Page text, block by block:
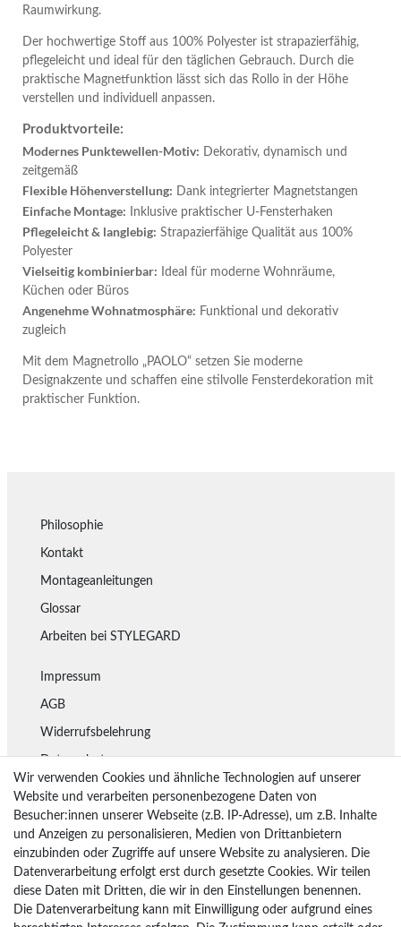
Raumwirkung.
Der hochwertige Stoff aus 100% Polyester ist strapazierfähig,
pflegeleicht und ideal für den täglichen Gebrauch. Durch die
praktische Magnetfunktion lässt sich das Rollo in der Höhe
verstellen und individuell anpassen.
Produktvorteile:
Modernes Punktewellen-Motiv: Dekorativ, dynamisch und
zeitgemäß
Flexible Höhenverstellung: Dank integrierter Magnetstangen
Einfache Montage: Inklusive praktischer U-Fensterhaken
Pflegeleicht & langlebig: Strapazierfähige Qualität aus 100%
Polyester
Vielseitig kombinierbar: Ideal für moderne Wohnräume,
Küchen oder Büros
Angenehme Wohnatmosphäre: Funktional und dekorativ
zugleich
Mit dem Magnetrollo „PAOLO“ setzen Sie moderne
Designakzente und schaffen eine stilvolle Fensterdekoration mit
praktischer Funktion.
Philosophie
Kontakt
Montageanleitungen
Glossar
Arbeiten bei STYLEGARD
Impressum
AGB
Widerrufsbelehrung
Datenschutz
Lieferung
Rückgaberecht
Vertrag widerrufen
Bezahlarten
Wir verwenden Cookies und ähnliche Technologien auf unserer
Website und verarbeiten personenbezogene Daten von
Besucher:innen unserer Webseite (z.B. IP-Adresse), um z.B. Inhalte
und Anzeigen zu personalisieren, Medien von Drittanbietern
einzubinden oder Zugriffe auf unsere Website zu analysieren. Die
Datenverarbeitung erfolgt erst durch gesetzte Cookies. Wir teilen
diese Daten mit Dritten, die wir in den Einstellungen benennen.
Die Datenverarbeitung kann mit Einwilligung oder aufgrund eines